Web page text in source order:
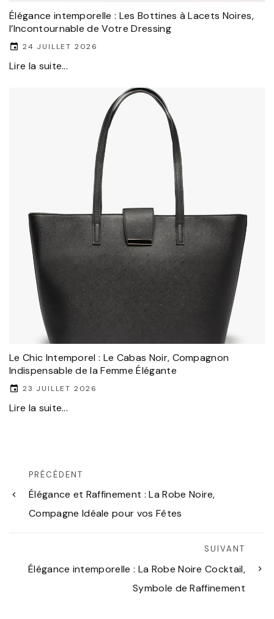
Élégance intemporelle : Les Bottines à Lacets Noires,
l’Incontournable de Votre Dressing
24 JUILLET 2026
Lire la suite...
Le Chic Intemporel : Le Cabas Noir, Compagnon
Indispensable de la Femme Élégante
23 JUILLET 2026
Lire la suite...
PRÉCÉDENT
Élégance et Raffinement : La Robe Noire,
Compagne Idéale pour vos Fêtes
SUIVANT
Élégance intemporelle : La Robe Noire Cocktail,
Symbole de Raffinement